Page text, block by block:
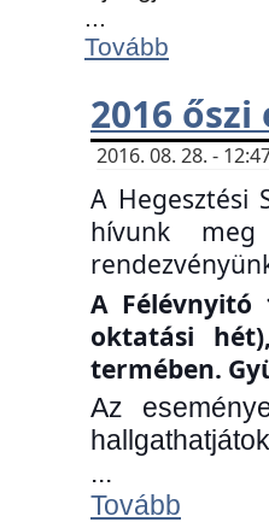
...
Tovább
2016
2016. 08. 28. -
A Hegesztési
hívunk
A Félévnyitó
oktatási
termében.
Az
...
Tovább